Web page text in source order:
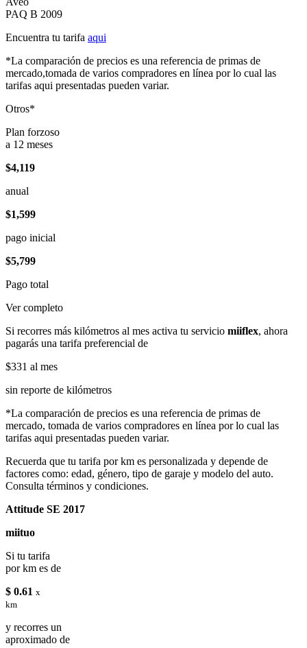
PAQ B 2009
Encuentra tu tarifa aqui
*La comparación de precios es una referencia de primas de
mercado,tomada de varios compradores en línea por lo cual las
tarifas aqui presentadas pueden variar.
Otros*
Plan forzoso
a 12 meses
$4,119
anual
$1,599
pago inicial
$5,799
Pago total
Ver completo
Si recorres más kilómetros al mes activa tu servicio miiflex, ahora
pagarás una tarifa preferencial de
$331 al mes
sin reporte de kilómetros
*La comparación de precios es una referencia de primas de
mercado, tomada de varios compradores en línea por lo cual las
tarifas aqui presentadas pueden variar.
Recuerda que tu tarifa por km es personalizada y depende de
factores como: edad, género, tipo de garaje y modelo del auto.
Consulta términos y condiciones.
Attitude SE 2017
miituo
Si tu tarifa
por km es de
$ 0.61 x
km
y recorres un
aproximado de